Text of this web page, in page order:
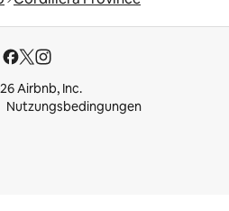
Airbnb, Inc.
Nutzungsbedingungen